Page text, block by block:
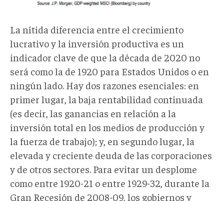
La nítida diferencia entre el crecimiento
lucrativo y la inversión productiva es un
indicador clave de que la década de 2020 no
será como la de 1920 para Estados Unidos o en
ningún lado. Hay dos razones esenciales: en
primer lugar, la baja rentabilidad continuada
(es decir, las ganancias en relación a la
inversión total en los medios de producción y
la fuerza de trabajo); y, en segundo lugar, la
elevada y creciente deuda de las corporaciones
y de otros sectores. Para evitar un desplome
como entre 1920-21 o entre 1929-32, durante la
Gran Recesión de 2008-09, los gobiernos y